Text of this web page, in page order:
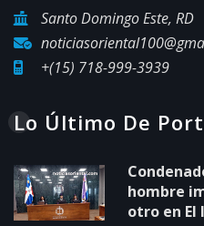
Santo Domingo Este, RD
+(15) 718-999-3939
Lo Último De
hombre
otro en El